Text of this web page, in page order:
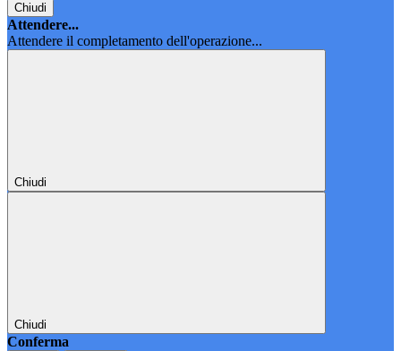
Chiudi
Attendere...
Attendere il completamento dell'operazione...
Chiudi
Chiudi
Conferma